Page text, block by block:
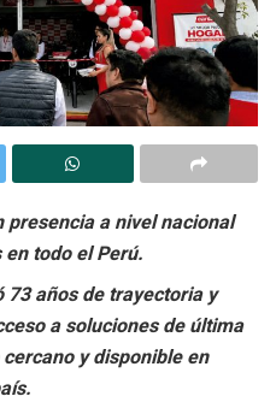
presencia a nivel nacional
todo el Perú.
73 años de trayectoria y
a soluciones de última
y disponible en